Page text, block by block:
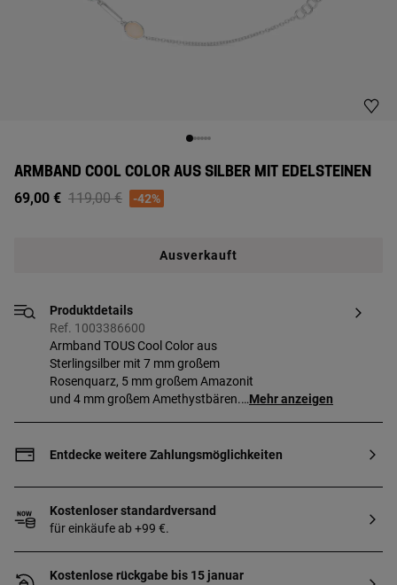
ARMBAND COOL COLOR AUS SILBER MIT EDELSTEINEN
69,00 € Price reduced from
119,00 €to-42%
Ausverkauft
Produktdetails
Ref. 1003386600
Armband TOUS Cool Color aus
Sterlingsilber mit 7 mm großem
Rosenquarz, 5 mm großem Amazonit
und 4 mm großem Amethystbären.
Mehr anzeigen
Entdecke weitere Zahlungsmöglichkeiten
Kostenloser standardversand
für einkäufe ab +99 €.
Kostenlose rückgabe bis 15 januar